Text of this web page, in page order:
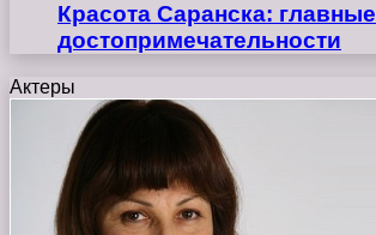
Красота Саранска: главные
достопримечательности
Актеры